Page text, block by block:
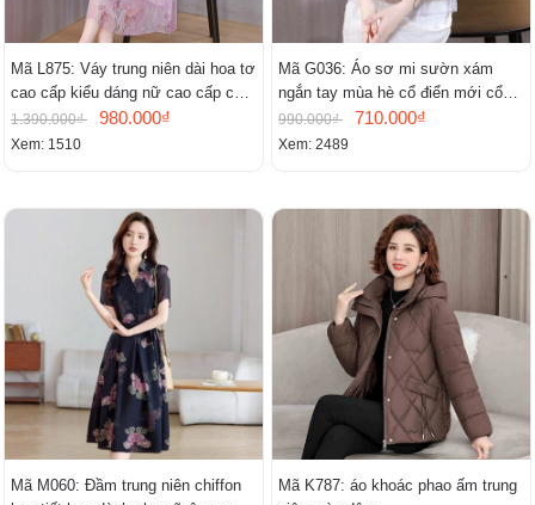
Mã L875: Váy trung niên dài hoa tơ
cao cấp kiểu dáng nữ cao cấp cao
cấp thần
1.390.000₫ 980.000₫
Xem: 1510
Mã G036: Áo sơ mi sườn xám
ngắn tay mùa hè cổ điển mới cổ
đứng
990.000₫ 710.000₫
Xem: 2489
Mã M060: Đầm trung niên chiffon
Mã K787: áo khoác phao ấm trung